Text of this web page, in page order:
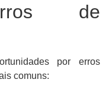
de
por erros
comuns: